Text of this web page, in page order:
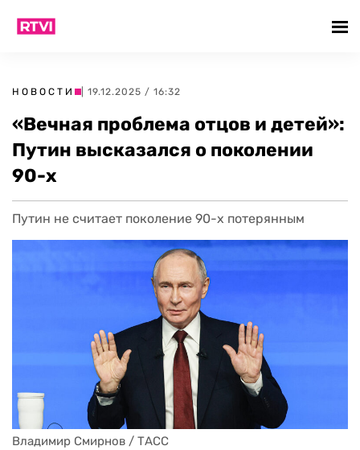
НОВОСТИ | 19.12.2025 / 16:32
«Вечная проблема отцов и детей»:
Путин высказался о поколении
90-х
Путин не считает поколение 90-х потерянным
Владимир Смирнов / ТАСС